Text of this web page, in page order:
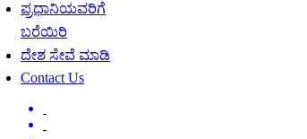
ಪ್ರಧಾನಿಯವರಿಗೆ
ಬರೆಯಿರಿ
ದೇಶ ಸೇವೆ ಮಾಡಿ
Contact Us